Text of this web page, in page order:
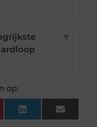
▼
op:
LinkedInEmail